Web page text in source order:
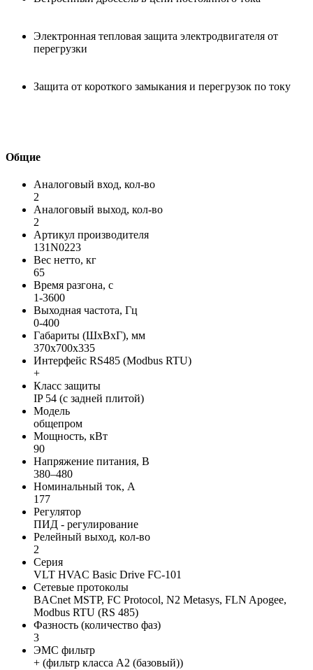
Электронная тепловая защита электродвигателя от
перегрузки
Защита от короткого замыкания и перегрузок по току
Общие
Аналоговый вход, кол-во
2
Аналоговый выход, кол-во
2
Артикул производителя
131N0223
Вес нетто, кг
65
Время разгона, с
1-3600
Выходная частота, Гц
0-400
Габариты (ШхВхГ), мм
370x700x335
Интерфейс RS485 (Modbus RTU)
+
Класс защиты
IP 54 (с задней плитой)
Модель
общепром
Мощность, кВт
90
Напряжение питания, В
380–480
Номинальный ток, А
177
Регулятор
ПИД - регулирование
Релейный выход, кол-во
2
Серия
VLT HVAC Basic Drive FC-101
Сетевые протоколы
BACnet MSTP, FC Protocol, N2 Metasys, FLN Apogee,
Modbus RTU (RS 485)
Фазность (количество фаз)
3
ЭМС фильтр
+ (фильтр класса A2 (базовый))